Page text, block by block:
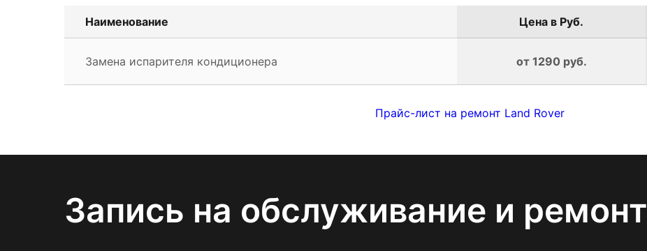
Наименование Цена в Руб.
Замена испарителя кондиционера от 1290 руб.
Прайс-лист на ремонт Land Rover
Запись на обслуживание и ремонт